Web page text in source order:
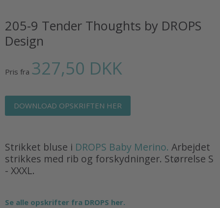
205-9 Tender Thoughts by DROPS
Design
Pris fra 327,50 DKK
DOWNLOAD OPSKRIFTEN HER
Strikket bluse i DROPS Baby Merino. Arbejdet
strikkes med rib og forskydninger. Størrelse S
- XXXL.
Se alle opskrifter fra DROPS her.